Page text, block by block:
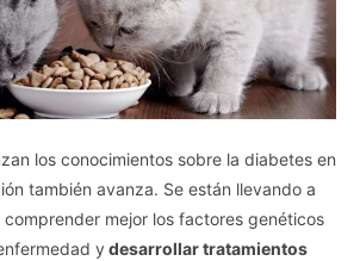
los conocimientos sobre la diabetes en
también avanza. Se están llevando a
mejor los factores genéticos
y desarrollar tratamientos